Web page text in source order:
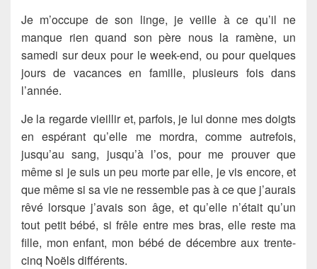
Je m’occupe de son linge, je veille à ce qu’il ne
manque rien quand son père nous la ramène, un
samedi sur deux pour le week-end, ou pour quelques
jours de vacances en famille, plusieurs fois dans
l’année.
Je la regarde vieillir et, parfois, je lui donne mes doigts
en espérant qu’elle me mordra, comme autrefois,
jusqu’au sang, jusqu’à l’os, pour me prouver que
même si je suis un peu morte par elle, je vis encore, et
que même si sa vie ne ressemble pas à ce que j’aurais
rêvé lorsque j’avais son âge, et qu’elle n’était qu’un
tout petit bébé, si frêle entre mes bras, elle reste ma
fille, mon enfant, mon bébé de décembre aux trente-
cinq Noëls différents.